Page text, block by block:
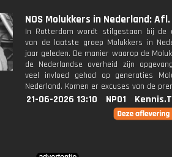
NOS Molukkers in Nederland: Afl.
In Rotterdam wordt stilgestaan bij de
van de laatste groep Molukkers in
jaar geleden. De manier waarop de
de Nederlandse overheid zijn
veel invloed gehad op generaties
Nederland. Komen er excuses van de
21-06-2026 13:10 NPO1